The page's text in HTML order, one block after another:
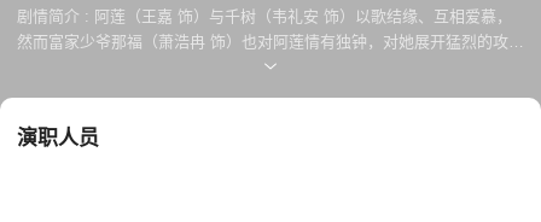
剧情简介 : 阿莲（王嘉 饰）与千树（韦礼安 饰）以歌结缘、互相爱慕，
然而富家少爷那福（萧浩冉 饰）也对阿莲情有独钟，对她展开猛烈的攻
势。阿莲被逼嫁给那福后，与千树相约私奔，却因一场意外导致精神失
诠释世间平凡却刻骨铭心的爱……
演职人员